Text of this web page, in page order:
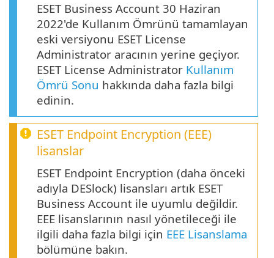
ESET Business Account 30 Haziran
2022'de Kullanım Ömrünü tamamlayan
eski versiyonu ESET License
Administrator aracının yerine geçiyor.
ESET License Administrator Kullanım
Ömrü Sonu hakkında daha fazla bilgi
edinin.
ESET Endpoint Encryption (EEE)
lisanslar
ESET Endpoint Encryption (daha önceki
adıyla DESlock) lisansları artık ESET
Business Account ile uyumlu değildir.
EEE lisanslarının nasıl yönetileceği ile
ilgili daha fazla bilgi için EEE Lisanslama
bölümüne bakın.